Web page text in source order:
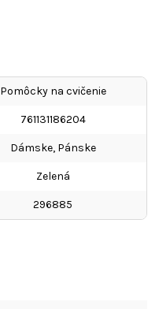
Pomôcky na cvičenie
761131186204
Dámske, Pánske
Zelená
296885